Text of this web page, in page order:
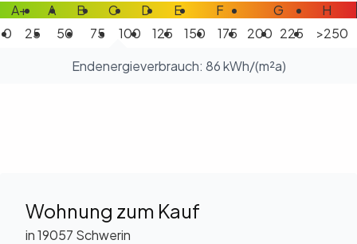
A+ A B C D E F G
H
0
25 50 75 100 125 150 175 200 225
>250
Endenergieverbrauch: 86 kWh/(m²a)
Wohnung zum Kauf
in 19057 Schwerin